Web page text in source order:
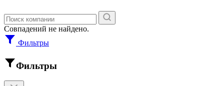
Совпадений не найдено.
Фильтры
Фильтры